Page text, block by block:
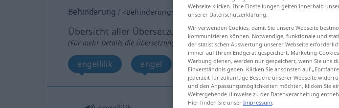
Behinderung f <Behinderung; >
Übersicht aller Übersetzungen
(Für mehr Details die Übersetzung anklicken/antippen)
engellilik engel
Webseite klicken. Ihre Einstellungen gelten innerhalb
unserer Datenschutzerklärung.
Wir verwenden Cookies, damit Sie unsere Webseite
kommunizieren können. Notwendige, funktionale und
der statistischen Auswertung unserer Webseite
immer auf Ihrem Endgerät gespeichert. Marketing-
Werbung dienen, werden nur gespeichert, wenn Sie uns
Einverständnis geben. Klicken Sie ansonsten auf
jederzeit für zukünftige Besuche unserer Webseite
und den Anpassungsmöglichkeiten möchten, klicken Sie
Weitergehende Hinweise zu der Datenverarbeitung
Hier finden Sie unser Impressum.